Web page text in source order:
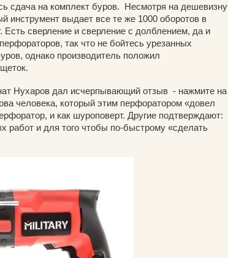
сдача на комплект буров. Несмотря на дешевизну
инструмент выдает все те же 1000 оборотов в
Есть сверление и сверление с долблением, да и
так что не бойтесь урезанных
однако производитель положил
Нухаров дал исчерпывающий отзыв - нажмите на
человека, который этим перфоратором «довел
и как шуроповерт. Другие подтверждают:
работ и для того чтобы по-быстрому «сделать